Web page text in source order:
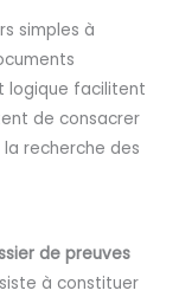
simples à
logique facilitent
de consacrer
recherche des
de preuves
à constituer